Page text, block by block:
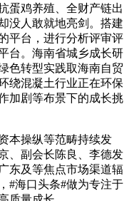
蛋鸡养殖、全财产链出
没人敢就地亮剑。搭建
平台，进行分析评审评
台。海南省城乡成长研
色转型实践取海南自贸
绕混凝土行业正在环保
加剧等布景下的成长挑
操纵等范畴持续发
、副会长陈良、李德发
东及等焦点市场渠道辐
#海口头条#做为专注于